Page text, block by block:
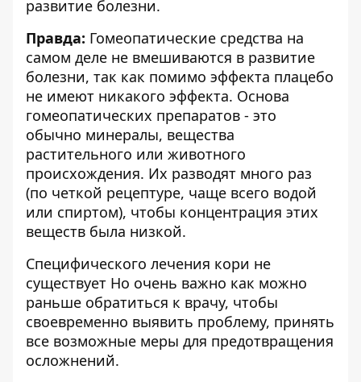
развитие болезни.
Правда: Гомеопатические средства на
самом деле не вмешиваются в развитие
болезни, так как помимо эффекта плацебо
не имеют никакого эффекта. Основа
гомеопатических препаратов - это
обычно минералы, вещества
растительного или животного
происхождения. Их разводят много раз
(по четкой рецептуре, чаще всего водой
или спиртом), чтобы концентрация этих
веществ была низкой.
Специфического лечения кори не
существует Но очень важно как можно
раньше обратиться к врачу, чтобы
своевременно выявить проблему, принять
все возможные меры для предотвращения
осложнений.